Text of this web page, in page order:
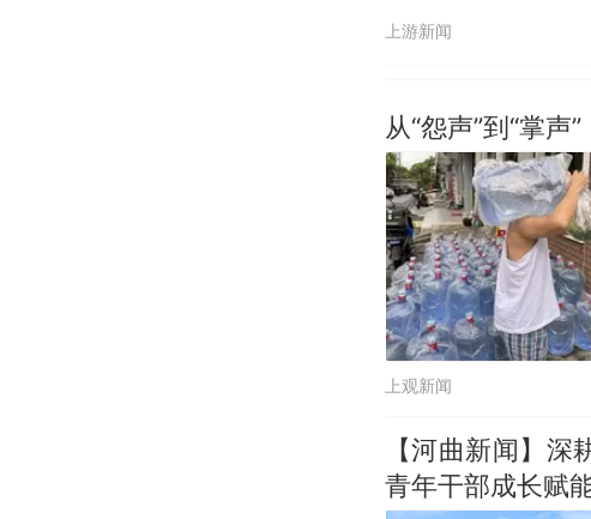
上游新闻
从“怨声”到“掌
上观新闻
【河曲新闻】
青年干部成长赋